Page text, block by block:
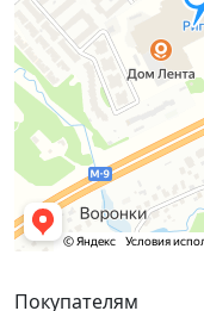
Покупателям